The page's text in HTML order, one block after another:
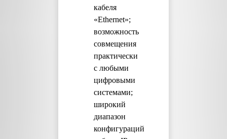
кабеля
«Ethernet»;
возможность
совмещения
практически
с любыми
цифровыми
системами;
широкий
диапазон
конфигураций